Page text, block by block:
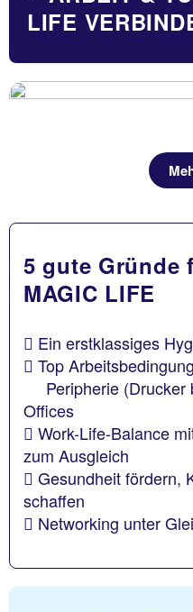
LIFE
5 gute Gründe
MAGIC LIFE
Ein erstklassiges
Top
Peripherie (Drucker
Offices
Work-Life-Balance
zum Ausgleich
Gesundheit fördern,
schaffen
Networking unter